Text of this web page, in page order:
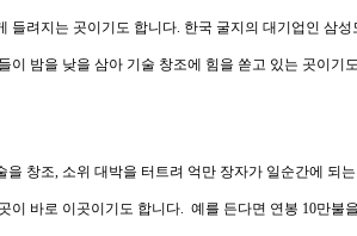
들려지는 곳이기도 합니다. 한국 굴지의 대기업인 삼
이 밤을 낮을 삼아 기술 창조에 힘을 쏟고 있는 곳이기
을 창조, 소위 대박을 터트려 억만 장자가 일순간에 되
이 바로 이곳이기도 합니다. 예를 든다면 연봉 10만불